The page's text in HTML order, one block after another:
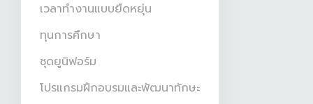
เวลาทำงานแบบยืดหยุ่น
ทุนการศึกษา
ชุดยูนิฟอร์ม
โปรแกรมฝึกอบรมและพัฒนาทักษะ